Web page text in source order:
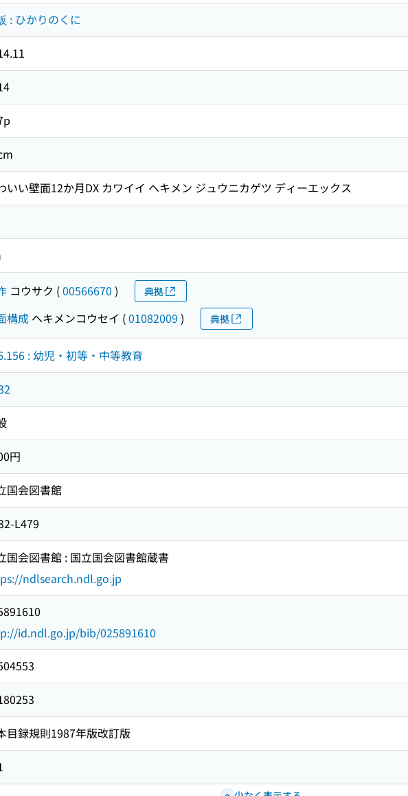
: ひかりのくに
いい壁面12か月DX カワイイ ヘキメン ジュウニカゲツ ディーエックス
コウサク (00566670 ) 典拠
構成 ヘキメンコウセイ (01082009 ) 典拠
: 幼児・初等・中等教育
円
国会図書館
L479
国会図書館 : 国立国会図書館蔵書
ndlsearch.ndl.go.jp
id.ndl.go.jp/bib/025891610
目録規則1987年版改訂版